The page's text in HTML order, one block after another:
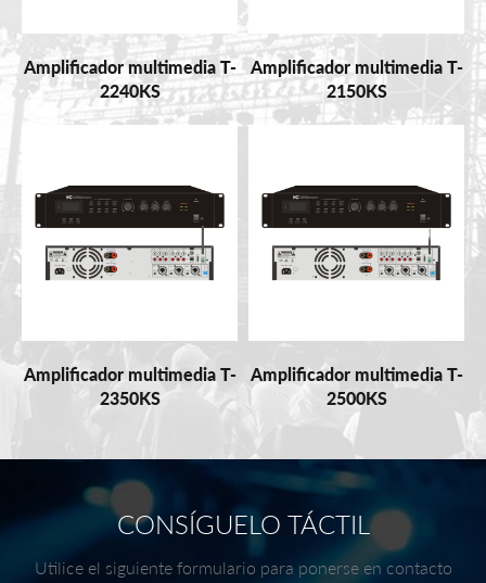
Amplificador multimedia T-
2240KS
Amplificador multimedia T-
2150KS
Amplificador multimedia T-
2350KS
Amplificador multimedia T-
2500KS
CONSÍGUELO TÁCTIL
Utilice el siguiente formulario para ponerse en contacto